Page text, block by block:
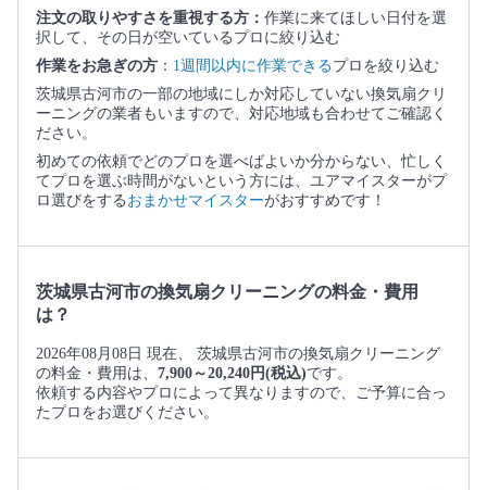
注文の取りやすさを重視する方： 作業に来てほしい日付を選
択して、その日が空いているプロに絞り込む
作業をお急ぎの方 ： 1週間以内に作業できるプロを絞り込む
茨城県古河市の一部の地域にしか対応していない換気扇クリ
ーニングの業者もいますので、対応地域も合わせてご確認く
ださい。
初めての依頼でどのプロを選べばよいか分からない、忙しく
てプロを選ぶ時間がないという方には、ユアマイスターがプ
ロ選びをする おまかせマイスターがおすすめです！
茨城県古河市の換気扇クリーニングの料金・費用
は？
2026年08月08日 現在、 茨城県古河市の換気扇クリーニング
の料金・費用は、 7,900～20,240円(税込)です。
依頼する内容やプロによって異なりますので、ご予算に合っ
たプロをお選びください。